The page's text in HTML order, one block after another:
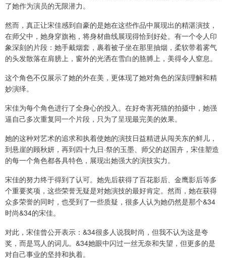
了她作为演员的无限潜力。
然而，真正让宋佳感到自豪的是她在这些作品中展现出的精湛演技，
在师父中，她身穿旗袍，将身材曲线展现得恰到好处。有一个令人印
象深刻的片段：她手戴烟套，裹着被子坐在那里抽烟，柔软带着雾气
的头发散落在肩膀上，窗外的光洒在雪白的胳膊上，美得令人窒息。
这个角色不仅展示了她的外在美，更体现了她对角色的深刻理解和精
妙演绎。
宋佳为每个角色进行了全身心的投入。在好奇害死猫的拍摄中，她强
逼自己多次重复同一个片段，只为了呈现最完美的效果。
她的这种对艺术的追求和执着使她的演技日益精进从闯关东的鲜儿，
到悬崖的顾秋妍，再到四十九日·祭的玉墨、师父的赵国卉，宋佳塑造
的每一个角色都各具特色，展现出她强大的演技实力。
宋佳的努力终于得到了认可。她先后获得了百花影后、金鹰影后等多
个重要奖项，这些荣誉无疑是对她演技的最好肯定。然而，她在获得
众多荣誉的同时，也受到了一些质疑，很多人认为她仍然是那个&34
时尚&34的宋佳。
对此，宋佳曾公开表示：&34很多人说我时尚，但我不认为这是夸
奖，而是骂人的词儿。&34她眼中闪过一丝无奈和失望，但更多的是
对自己事业的坚持和执着。